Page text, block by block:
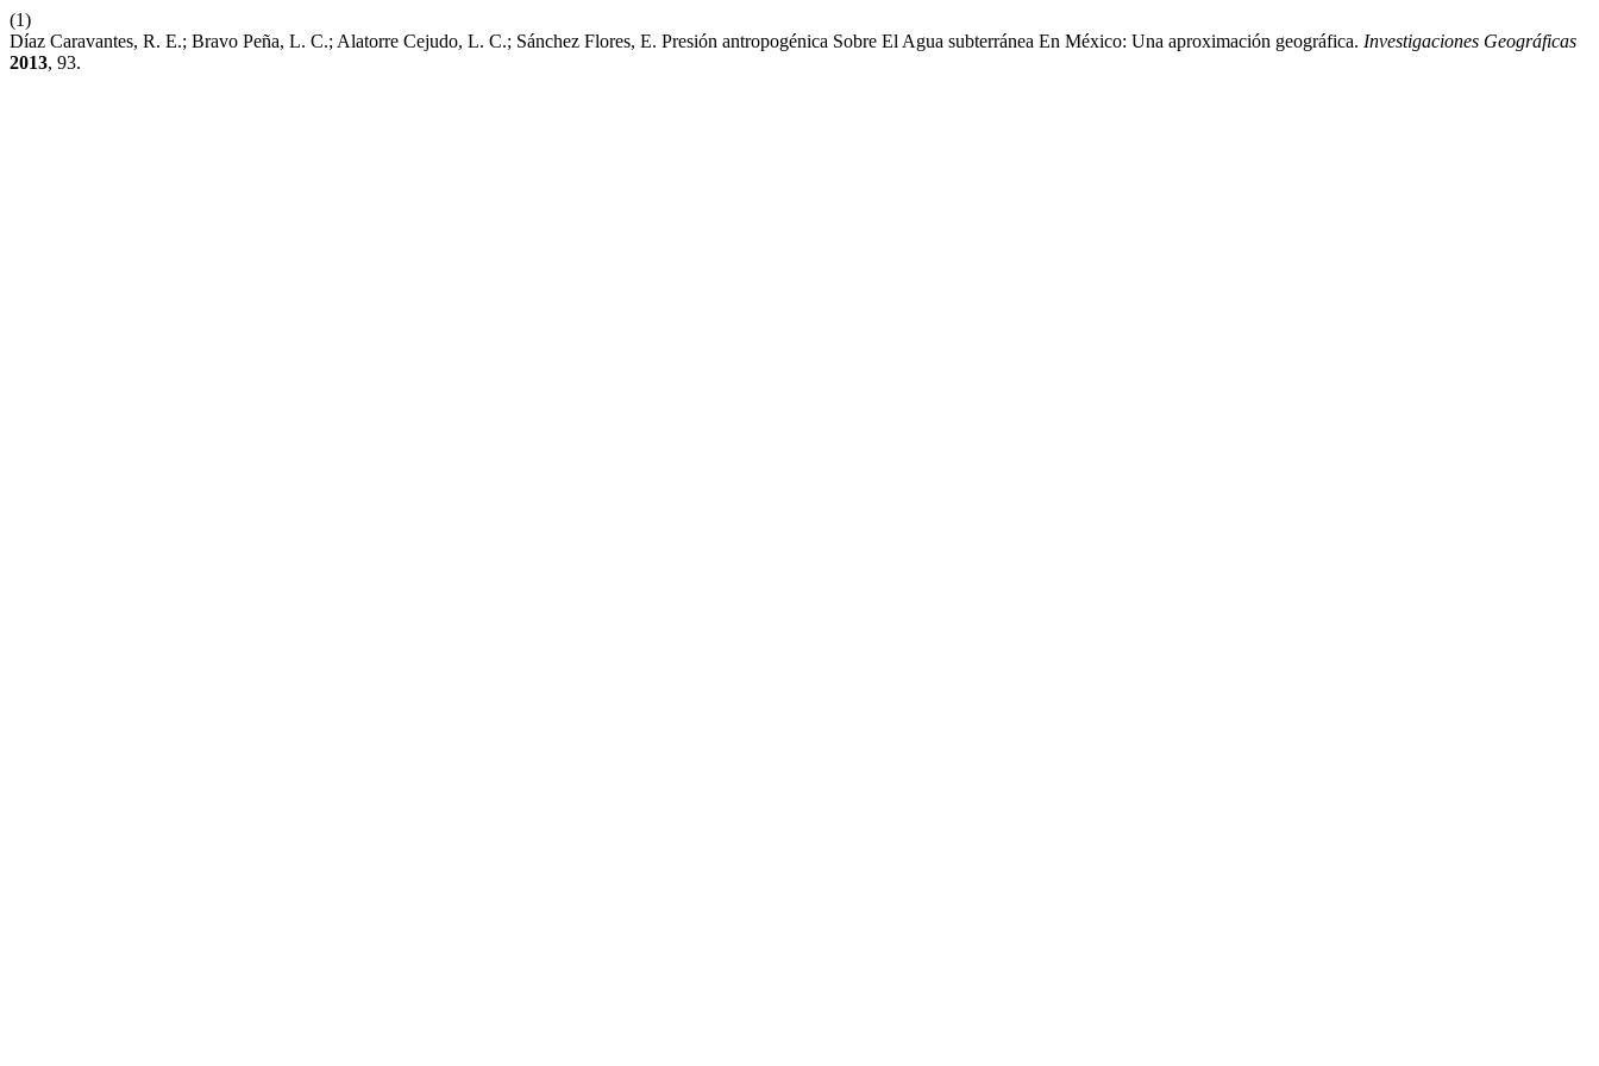
(1)
Díaz Caravantes, R. E.; Bravo Peña, L. C.; Alatorre Cejudo, L. C.; Sánchez Flores, E. Presión antropogénica Sobre El Agua subterránea En México: Una aproximación geográfica. Investigaciones Geográficas
2013, 93.